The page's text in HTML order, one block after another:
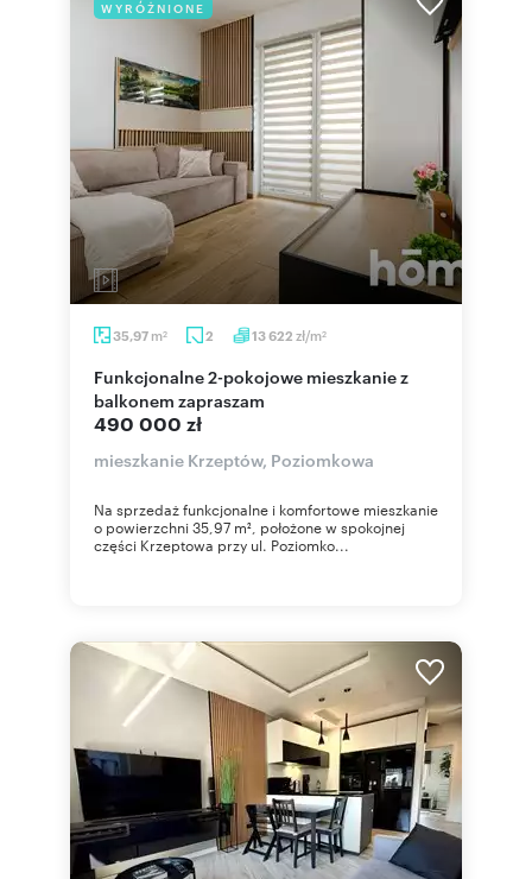
WYRÓŻNIONE
35,97 m2 2 13 622 zł/m2
Funkcjonalne 2-pokojowe mieszkanie z
balkonem zapraszam
490 000 zł
mieszkanie Krzeptów, Poziomkowa
Na sprzedaż funkcjonalne i komfortowe mieszkanie
o powierzchni 35,97 m², położone w spokojnej
części Krzeptowa przy ul. Poziomko...